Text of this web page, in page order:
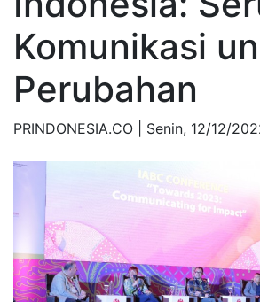
Komunikasi
Perubahan
PRINDONESIA.CO | Senin, 12/12/